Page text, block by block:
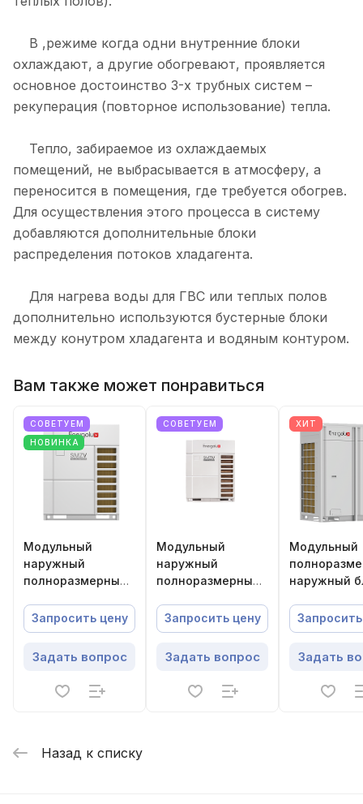
В ,режиме когда одни внутренние блоки
охлаждают, а другие обогревают, проявляется
основное достоинство 3-х трубных систем –
рекуперация (повторное использование) тепла.
Тепло, забираемое из охлаждаемых
помещений, не выбрасывается в атмосферу, а
переносится в помещения, где требуется обогрев.
Для осуществления этого процесса в систему
добавляются дополнительные блоки
распределения потоков хладагента.
Для нагрева воды для ГВС или теплых полов
дополнительно используются бустерные блоки
между конутром хладагента и водяным контуром.
Вам также может понравиться
СОВЕТУЕМ
НОВИНКА
Модульный
наружный
полноразмерный
Energolux
SMZU150V5AI
Запросить цену
Задать вопрос
СОВЕТУЕМ
Модульный
наружный
полноразмерный
Energolux
SMZU232V4AI
Запросить цену
Задать вопрос
ХИТ
Модульный
наружный
Energolux
Задать
Назад к списку